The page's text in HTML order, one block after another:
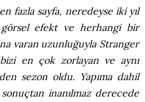
fazla sayfa, neredeyse iki yıl
efekt ve herhangi bir
varan uzunluğuyla Stranger
en çok zorlayan ve aynı
sezon oldu. Yapıma dahil
inanılmaz derecede